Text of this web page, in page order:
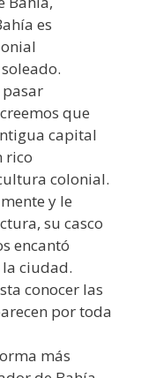
es
pasar
que
capital
rico
colonial.
y le
su casco
encantó
ciudad.
conocer las
por toda
más